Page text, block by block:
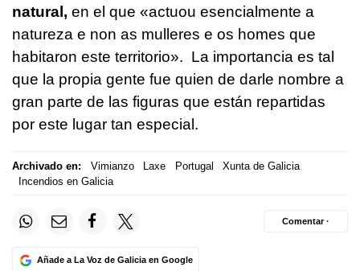
natural, en el que «actuou esencialmente a
natureza e non as mulleres e os homes que
habitaron este territorio». La importancia es tal
que la propia gente fue quien de darle nombre a
gran parte de las figuras que están repartidas
por este lugar tan especial.
Archivado en: Vimianzo Laxe Portugal
Xunta de Galicia
Incendios en Galicia
Añade a La Voz de Galicia en Google
Comentar ·